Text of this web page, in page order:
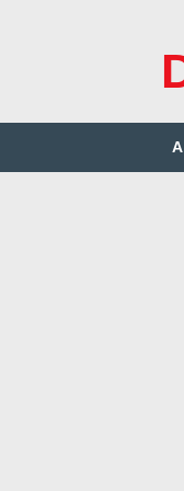
A